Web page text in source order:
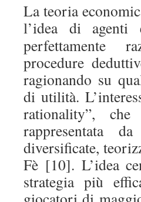
La teoria
l’idea di agenti
perfettamente
procedure
ragionando su
di utilità.
rationality”,
rappresentata
diversificate,
Fè [10]. L’idea
strategia più